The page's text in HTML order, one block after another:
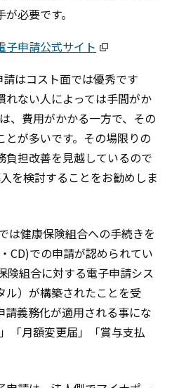
必要です。
子申請公式サイト
はコスト面では優秀です
ない人によっては手間がか
、費用がかかる一方で、その
が多いです。その場限りの
担改善を見越しているので
を検討することをお勧めしま
は健康保険組合への手続きを
CD)での申請が認められてい
険組合に対する電子申請シス
ル）が構築されたことを受
請義務化が適用される事にな
「月額変更届」「賞与支払